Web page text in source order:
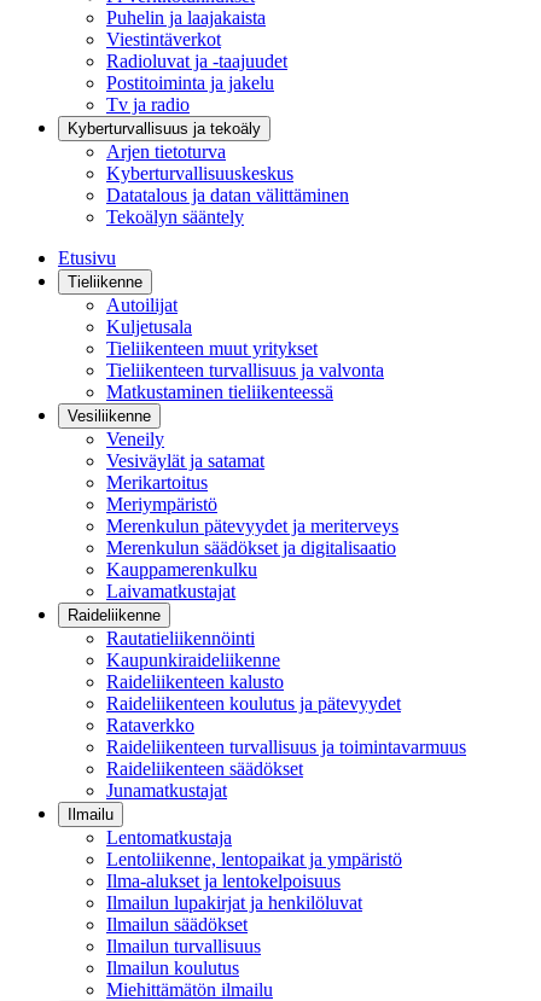
Puhelin ja laajakaista
Viestintäverkot
Radioluvat ja -taajuudet
Postitoiminta ja jakelu
Tv ja radio
Kyberturvallisuus ja tekoäly
Arjen tietoturva
Kyberturvallisuuskeskus
Datatalous ja datan välittäminen
Tekoälyn sääntely
Etusivu
Tieliikenne
Autoilijat
Kuljetusala
Tieliikenteen muut yritykset
Tieliikenteen turvallisuus ja valvonta
Matkustaminen tieliikenteessä
Vesiliikenne
Veneily
Vesiväylät ja satamat
Merikartoitus
Meriympäristö
Merenkulun pätevyydet ja meriterveys
Merenkulun säädökset ja digitalisaatio
Kauppamerenkulku
Laivamatkustajat
Raideliikenne
Rautatieliikennöinti
Kaupunkiraideliikenne
Raideliikenteen kalusto
Raideliikenteen koulutus ja pätevyydet
Rataverkko
Raideliikenteen turvallisuus ja toimintavarmuus
Raideliikenteen säädökset
Junamatkustajat
Ilmailu
Lentomatkustaja
Lentoliikenne, lentopaikat ja ympäristö
Ilma-alukset ja lentokelpoisuus
Ilmailun lupakirjat ja henkilöluvat
Ilmailun säädökset
Ilmailun turvallisuus
Ilmailun koulutus
Miehittämätön ilmailu